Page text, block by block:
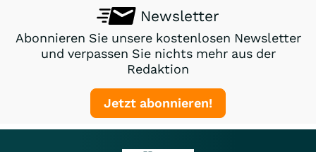
Newsletter
Abonnieren Sie unsere kostenlosen Newsletter
und verpassen Sie nichts mehr aus der
Redaktion
Jetzt abonnieren!